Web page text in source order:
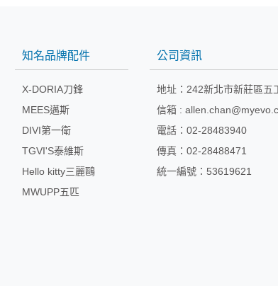
知名品牌配件
X-DORIA刀鋒
MEES邁斯
DIVI第一衛
TGVI'S泰維斯
Hello kitty三麗鷗
MWUPP五匹
公司資訊
地址： 242新北市新莊區五
信箱 :
電話：02-28483940
傳真：02-28488471
統一編號：53619621